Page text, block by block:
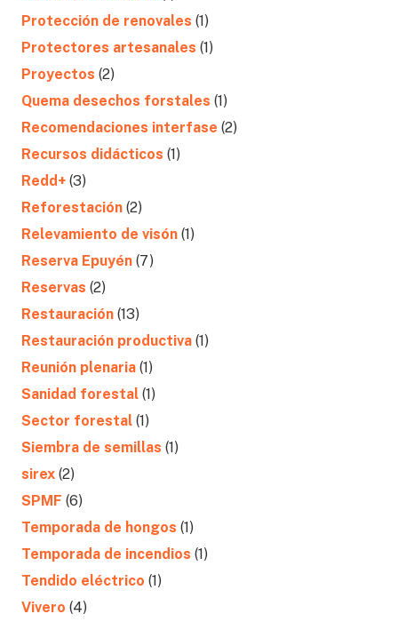
Protección de renovales (1)
Protectores artesanales (1)
Proyectos (2)
Quema desechos forstales (1)
Recomendaciones interfase (2)
Recursos didácticos (1)
Redd+ (3)
Reforestación (2)
Relevamiento de visón (1)
Reserva Epuyén (7)
Reservas (2)
Restauración (13)
Restauración productiva (1)
Reunión plenaria (1)
Sanidad forestal (1)
Sector forestal (1)
Siembra de semillas (1)
sirex (2)
SPMF (6)
Temporada de hongos (1)
Temporada de incendios (1)
Tendido eléctrico (1)
Vivero (4)